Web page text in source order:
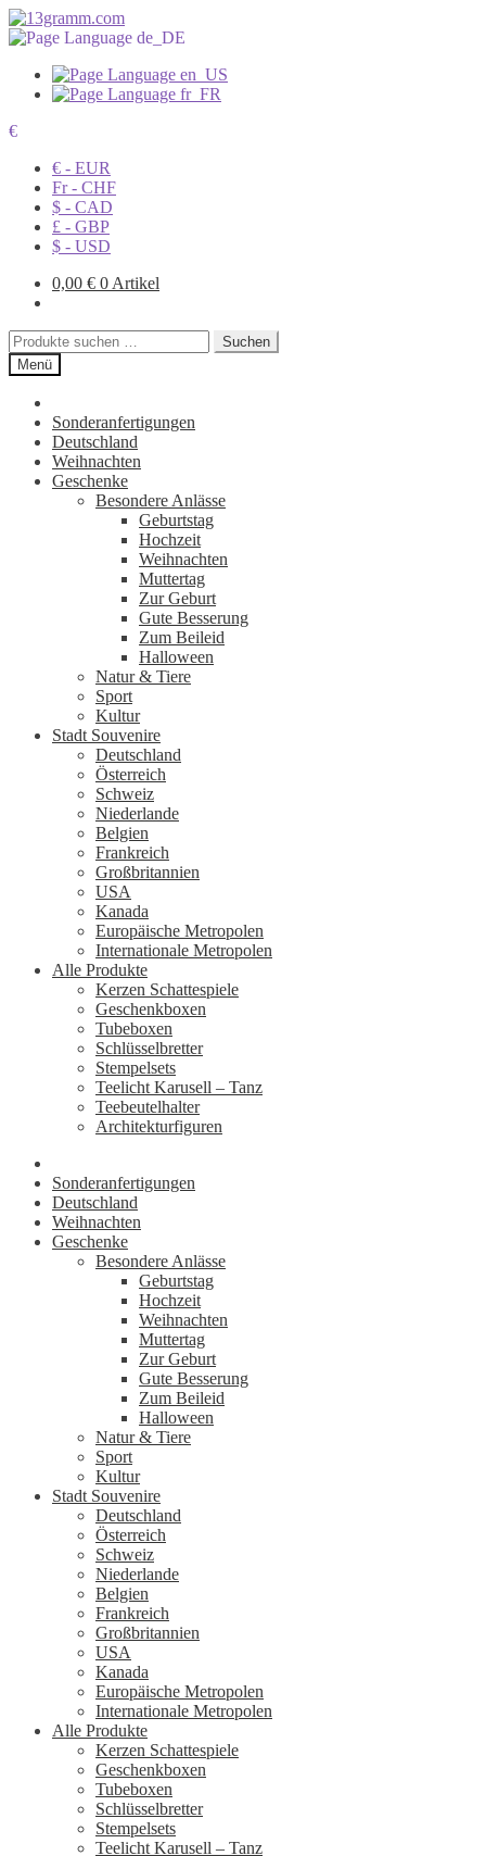
€
€ - EUR
Fr - CHF
$ - CAD
£ - GBP
$ - USD
0,00 € 0 Artikel
Suchen
nach:
Suchen
Menü
Sonderanfertigungen
Deutschland
Weihnachten
Geschenke
Besondere Anlässe
Geburtstag
Hochzeit
Weihnachten
Muttertag
Zur Geburt
Gute Besserung
Zum Beileid
Halloween
Natur & Tiere
Sport
Kultur
Stadt Souvenire
Deutschland
Österreich
Schweiz
Niederlande
Belgien
Frankreich
Großbritannien
USA
Kanada
Europäische Metropolen
Internationale Metropolen
Alle Produkte
Kerzen Schattespiele
Geschenkboxen
Tubeboxen
Schlüsselbretter
Stempelsets
Teelicht Karusell – Tanz
Teebeutelhalter
Architekturfiguren
Sonderanfertigungen
Deutschland
Weihnachten
Geschenke
Besondere Anlässe
Geburtstag
Hochzeit
Weihnachten
Muttertag
Zur Geburt
Gute Besserung
Zum Beileid
Halloween
Natur & Tiere
Sport
Kultur
Stadt Souvenire
Deutschland
Österreich
Schweiz
Niederlande
Belgien
Frankreich
Großbritannien
USA
Kanada
Europäische Metropolen
Internationale Metropolen
Alle Produkte
Kerzen Schattespiele
Geschenkboxen
Tubeboxen
Schlüsselbretter
Stempelsets
Teelicht Karusell – Tanz